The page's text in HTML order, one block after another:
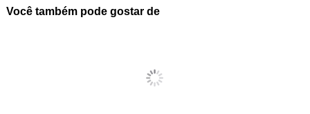
Você também pode gostar de